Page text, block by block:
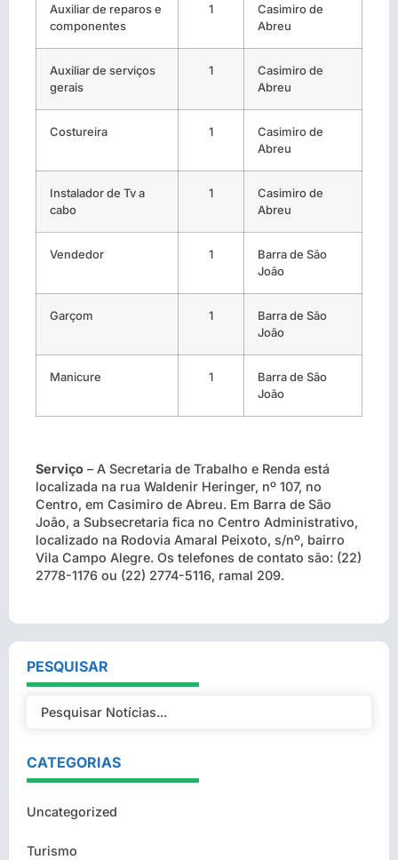
Auxiliar de reparos e
componentes
1
Casimiro de
Abreu
Auxiliar de serviços
gerais
1
Casimiro de
Abreu
Costureira 1
Casimiro de
Abreu
Instalador de Tv a
cabo
1
Casimiro de
Abreu
Vendedor 1
Barra de São
João
Garçom 1
Barra de São
João
Manicure 1
Barra de São
João
Serviço – A Secretaria de Trabalho e Renda está
localizada na rua Waldenir Heringer, nº 107, no
Centro, em Casimiro de Abreu. Em Barra de São
João, a Subsecretaria fica no Centro Administrativo,
localizado na Rodovia Amaral Peixoto, s/nº, bairro
Vila Campo Alegre. Os telefones de contato são: (22)
2778-1176 ou (22) 2774-5116, ramal 209.
PESQUISAR
CATEGORIAS
Uncategorized
Turismo